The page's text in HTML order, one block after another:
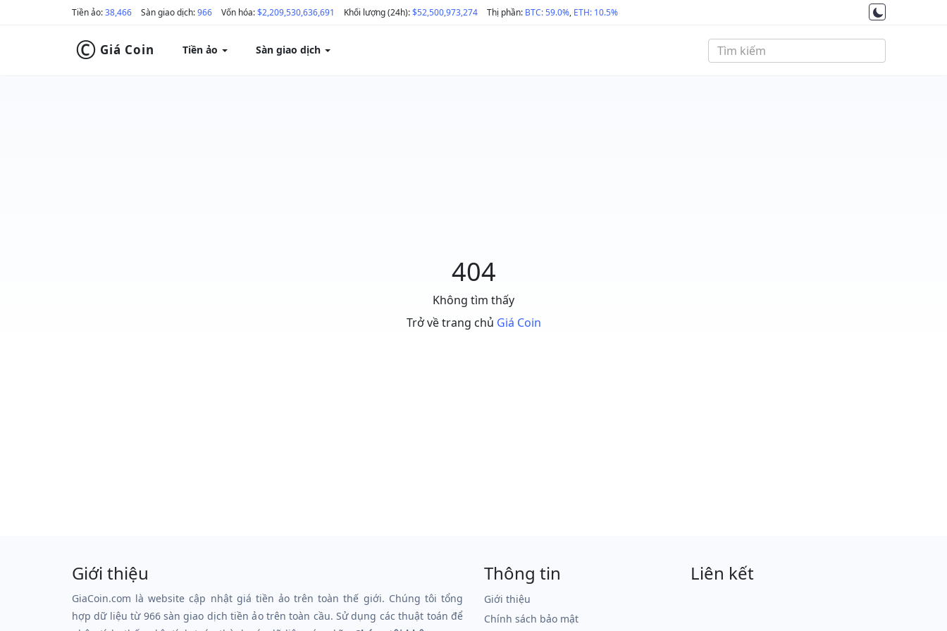
Tiền ảo:38,466 Sàn giao dịch:966 Vốn hóa:$2,209,530,636,691 Khối lượng (24h):$52,500,973,274 Thị phần: BTC: 59.0%, ETH: 10.5%
© Giá Coin Tiền ảo Sàn giao dịch
404
Không tìm thấy
Trở về trang chủ Giá Coin
Giới thiệu
GiaCoin.com là website cập nhật giá tiền ảo trên toàn thế giới. Chúng tôi tổng
hợp dữ liệu từ 966 sàn giao dịch tiền ảo trên toàn cầu. Sử dụng các thuật toán để
Thông tin
Giới thiệu
Chính sách bảo mật
Liên kết